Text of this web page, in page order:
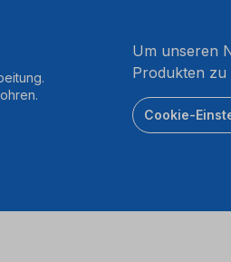
Um unseren
Produkten zu
Cookie-